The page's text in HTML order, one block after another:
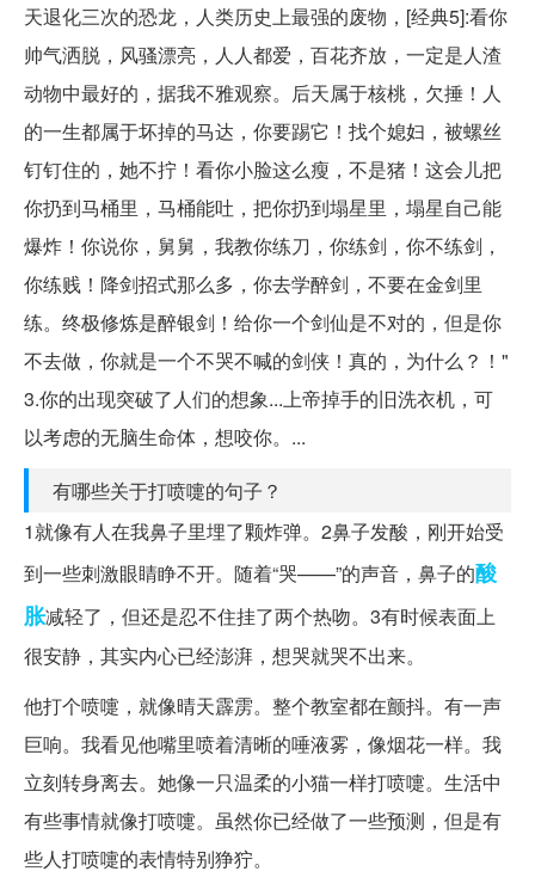
天退化三次的恐龙，人类历史上最强的废物，[经典5]:看你
帅气洒脱，风骚漂亮，人人都爱，百花齐放，一定是人渣
动物中最好的，据我不雅观察。后天属于核桃，欠捶！人
的一生都属于坏掉的马达，你要踢它！找个媳妇，被螺丝
钉钉住的，她不拧！看你小脸这么瘦，不是猪！这会儿把
你扔到马桶里，马桶能吐，把你扔到塌星里，塌星自己能
爆炸！你说你，舅舅，我教你练刀，你练剑，你不练剑，
你练贱！降剑招式那么多，你去学醉剑，不要在金剑里
练。终极修炼是醉银剑！给你一个剑仙是不对的，但是你
不去做，你就是一个不哭不喊的剑侠！真的，为什么？！"
3.你的出现突破了人们的想象...上帝掉手的旧洗衣机，可
以考虑的无脑生命体，想咬你。...
有哪些关于打喷嚏的句子？
1就像有人在我鼻子里埋了颗炸弹。2鼻子发酸，刚开始受
到一些刺激眼睛睁不开。随着“哭——”的声音，鼻子的酸
胀减轻了，但还是忍不住挂了两个热吻。3有时候表面上
很安静，其实内心已经澎湃，想哭就哭不出来。
他打个喷嚏，就像晴天霹雳。整个教室都在颤抖。有一声
巨响。我看见他嘴里喷着清晰的唾液雾，像烟花一样。我
立刻转身离去。她像一只温柔的小猫一样打喷嚏。生活中
有些事情就像打喷嚏。虽然你已经做了一些预测，但是有
些人打喷嚏的表情特别狰狞。